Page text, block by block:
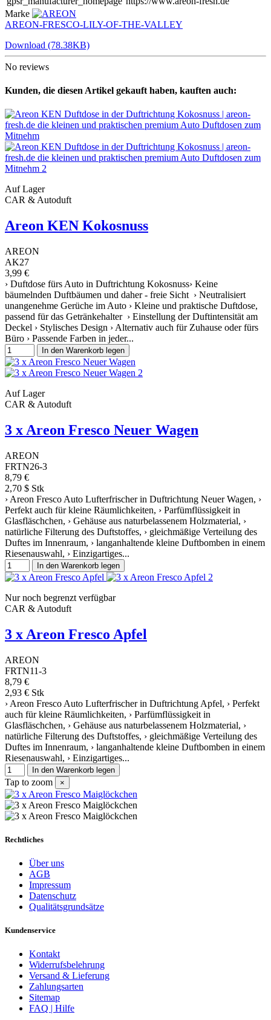
Marke
AREON-FRESCO-LILY-OF-THE-VALLEY
Download (78.38KB)
No reviews
Kunden, die diesen Artikel gekauft haben, kauften auch:
Auf Lager
CAR & Autoduft
Areon KEN Kokosnuss
AREON
AK27
3,99 €
› Duftdose fürs Auto in Duftrichtung Kokosnuss› Keine
bäumelnden Duftbäumen und daher - freie Sicht › Neutralisiert
unangenehme Gerüche im Auto › Kleine und praktische Duftdose,
passend für das Getränkehalter › Einstellung der Duftintensität am
Deckel › Stylisches Design › Alternativ auch für Zuhause oder fürs
Büro › Passende Farben in jeder...
In den Warenkorb legen
Auf Lager
CAR & Autoduft
3 x Areon Fresco Neuer Wagen
AREON
FRTN26-3
8,79 €
2,70 $ Stk
› Areon Fresco Auto Lufterfrischer in Duftrichtung Neuer Wagen, ›
Perfekt auch für kleine Räumlichkeiten, › Parfümflüssigkeit in
Glasfläschchen, › Gehäuse aus naturbelassenem Holzmaterial, ›
natürliche Filterung des Duftstoffes, › gleichmäßige Verteilung des
Duftes im Innenraum, › langanhaltende kleine Duftbomben in einem
Riesenauswahl, › Einzigartiges...
In den Warenkorb legen
Nur noch begrenzt verfügbar
CAR & Autoduft
3 x Areon Fresco Apfel
AREON
FRTN11-3
8,79 €
2,93 € Stk
› Areon Fresco Auto Lufterfrischer in Duftrichtung Apfel, › Perfekt
auch für kleine Räumlichkeiten, › Parfümflüssigkeit in
Glasfläschchen, › Gehäuse aus naturbelassenem Holzmaterial, ›
natürliche Filterung des Duftstoffes, › gleichmäßige Verteilung des
Duftes im Innenraum, › langanhaltende kleine Duftbomben in einem
Riesenauswahl, › Einzigartiges...
In den Warenkorb legen
Tap to zoom ×
Rechtliches
Über uns
AGB
Impressum
Datenschutz
Qualitätsgrundsätze
Kundenservice
Kontakt
Widerrufsbelehrung
Versand & Lieferung
Zahlungsarten
Sitemap
FAQ | Hilfe